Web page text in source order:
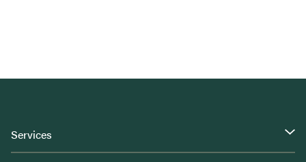
Services